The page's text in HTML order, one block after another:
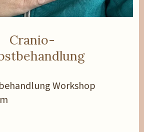
Cranio-
Workshop